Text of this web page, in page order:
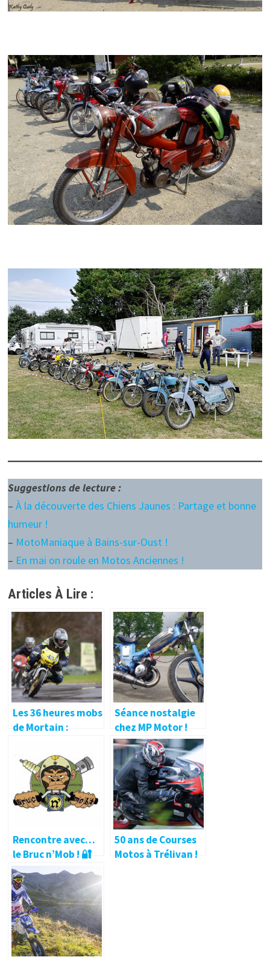
Suggestions de lecture :
– À la découverte des Chiens Jaunes : Partage et bonne
humeur !
– MotoManiaque à Bains-sur-Oust !
– En mai on roule en Motos Anciennes !
Articles À Lire :
Les 36 heures mobs
de Mortain :
Séance nostalgie
chez MP Motor !
Rencontre avec…
le Bruc n’Mob ! 🔐
50 ans de Courses
Motos à Trélivan !